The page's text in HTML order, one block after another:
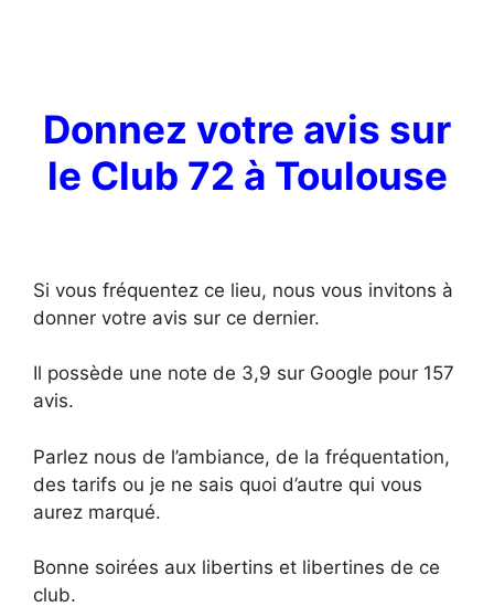
Donnez votre avis sur
le Club 72 à Toulouse
Si vous fréquentez ce lieu, nous vous invitons à
donner votre avis sur ce dernier.
Il possède une note de 3,9 sur Google pour 157
avis.
Parlez nous de l’ambiance, de la fréquentation,
des tarifs ou je ne sais quoi d’autre qui vous
aurez marqué.
Bonne soirées aux libertins et libertines de ce
club.